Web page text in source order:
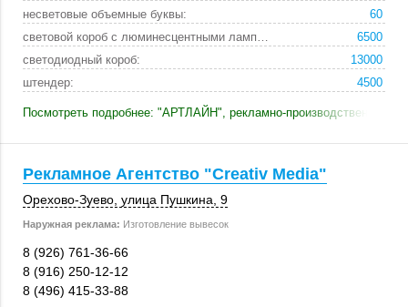
несветовые объемные буквы:
60
световой короб с люминесцентными лампами:
6500
светодиодный короб:
13000
штендер:
4500
Посмотреть подробнее: "АРТЛАЙН", рекламно-производственная
Рекламное Агентство "Сreativ Media"
Орехово-Зуево улица Пушкина, 9
Наружная реклама: Изготовление вывесок
8 (926) 761-36-66
8 (916) 250-12-12
8 (496) 415-33-88